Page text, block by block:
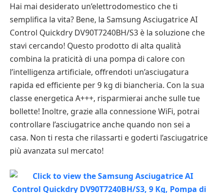
Hai mai desiderato un’elettrodomestico che ti
semplifica la vita? Bene, la Samsung Asciugatrice AI
Control Quickdry DV90T7240BH/S3 è la soluzione che
stavi cercando! Questo prodotto di alta qualità
combina la praticità di una pompa di calore con
l’intelligenza artificiale, offrendoti un’asciugatura
rapida ed efficiente per 9 kg di biancheria. Con la sua
classe energetica A+++, risparmierai anche sulle tue
bollette! Inoltre, grazie alla connessione WiFi, potrai
controllare l’asciugatrice anche quando non sei a
casa. Non ti resta che rilassarti e goderti l’asciugatrice
più avanzata sul mercato!